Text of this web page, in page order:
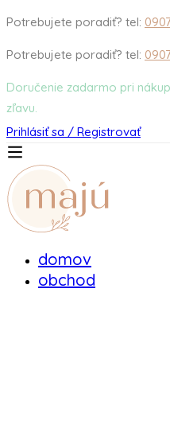
Potrebujete poradiť? tel:
Potrebujete poradiť? tel:
Doručenie zadarmo pri
zľavu.
Prihlásiť sa / Registrovať
domov
obchod